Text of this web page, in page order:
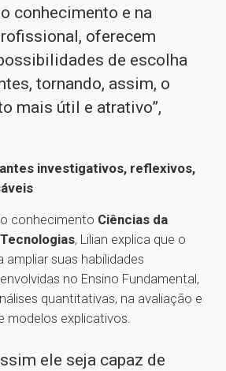
conhecimento e na
oferecem
de escolha
tornando, assim, o
mais útil e atrativo”,
investigativos, reflexivos,
conhecimento Ciências da
, Lilian explica que o
ampliar suas habilidades
no Ensino Fundamental,
quantitativas, na avaliação e
modelos explicativos.
ele seja capaz de